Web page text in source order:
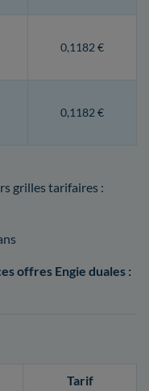
0,1182 €
0,1182 €
grilles tarifaires :
offres Engie duales :
Tarif